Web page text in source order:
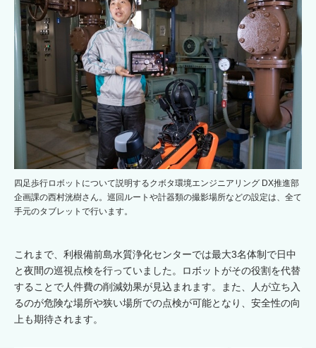
四足歩行ロボットについて説明するクボタ環境エンジニアリング DX推進部
企画課の西村洸樹さん。巡回ルートや計器類の撮影場所などの設定は、全て
手元のタブレットで行います。
これまで、利根備前島水質浄化センターでは最大3名体制で日中
と夜間の巡視点検を行っていました。ロボットがその役割を代替
することで人件費の削減効果が見込まれます。また、人が立ち入
るのが危険な場所や狭い場所での点検が可能となり、安全性の向
上も期待されます。